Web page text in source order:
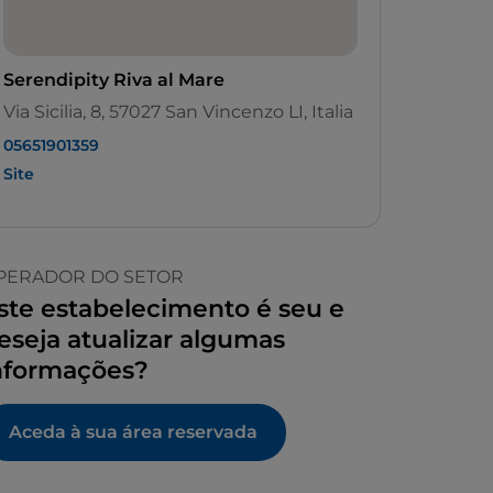
Serendipity Riva al Mare
Via Sicilia, 8, 57027 San Vincenzo LI, Italia
05651901359
Site
DO SETOR
estabelecimento é seu e
atualizar algumas
Aceda à sua área reservada